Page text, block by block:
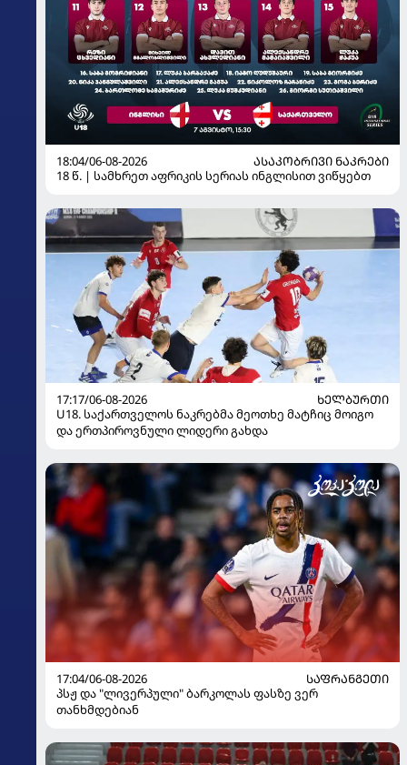
18:04/06-08-2026
ᲐᲡᲐᲙᲝᲑᲠᲘᲕᲘ ᲜᲐᲙᲠᲔᲑᲘ
18 წ. | სამხრეთ აფრიკის სერიას ინგლისით ვიწყებთ
17:17/06-08-2026
ᲮᲔᲚᲑᲣᲠᲗᲘ
U18. საქართველოს ნაკრებმა მეოთხე მატჩიც მოიგო
და ერთპიროვნული ლიდერი გახდა
17:04/06-08-2026
ᲡᲐᲤᲠᲐᲜᲒᲔᲗᲘ
პსჟ და "ლივერპული" ბარკოლას ფასზე ვერ
თანხმდებიან